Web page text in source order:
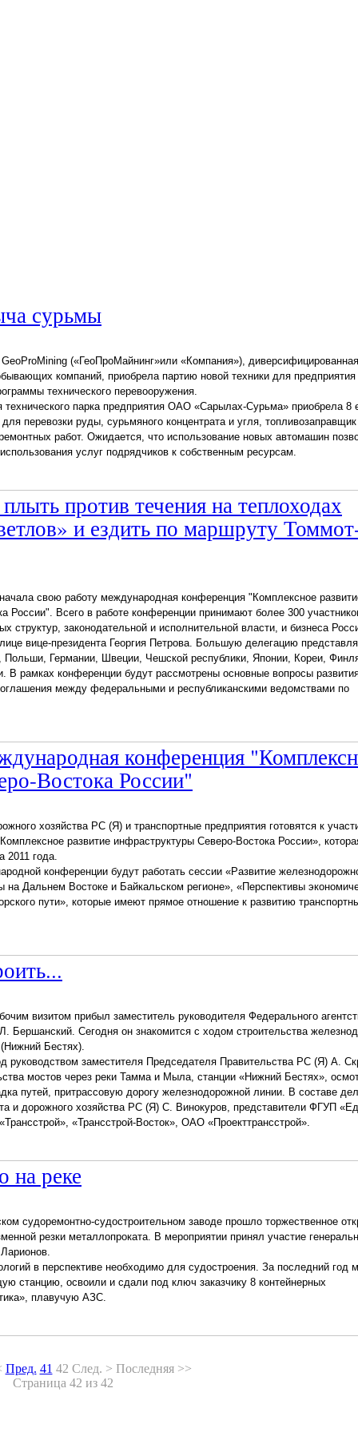
сурьмы
(«ГеоПроМайнинг»или «Компания»), диверсифицированная
компаний, приобрела партию новой техники для
технического перевооружения.
технического парка предприятия ОАО «Сарылах-Сурьма» приобрела 8
перевозки руды, сурьмяного концентрата и угля,
работ. Ожидается, что использование новых автомашин
услуг подрядчиков к собственным ресурсам.
против течения на теплоходах
и ездить по маршруту
свою работу международная конференция "Комплексное
России". Всего в работе конференции принимают более 300
структур, законодательной и исполнительной власти, и бизнеса
вице-президента Георгия Петрова. Большую делегацию
Германии, Швеции, Чешской республики, Японии, Кореи,
В рамках конференции будут рассмотрены основные вопросы
между федеральными и республиканскими ведомствами по
конференция
Востока России"
хозяйства РС (Я) и транспортные предприятия готовятся к
развитие инфраструктуры Северо-Востока России»,
2011 года.
конференции будут работать сессии «Развитие
на Дальнем Востоке и Байкальском регионе», «Перспективы
пути», которые имеют прямое отношение к развитию
визитом прибыл заместитель руководителя Федерального
Бершанский. Сегодня он знакомится с ходом строительства
Бестях).
руководством заместителя Председателя Правительства РС (Я) А.
мостов через реки Тамма и Мыла, станции «Нижний Бестях»,
путей, притрассовую дорогу железнодорожной линии. В составе
и дорожного хозяйства РС (Я) С. Винокуров, представители ФГУП
«Трансстрой-Восток», ОАО «Проекттрансстрой».
на реке
судоремонтно-судостроительном заводе прошло торжественное
резки металлопроката. В мероприятии принял участие
в перспективе необходимо для судостроения. За последний год
станцию, освоили и сдали под ключ заказчику 8 контейнерных
плавучую АЗС.
Пред. 41 42 След. > Последняя>>
Страница 42 из 42